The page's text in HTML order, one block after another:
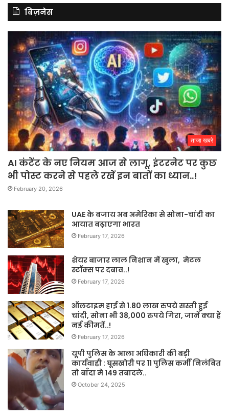
बिज़नेस
ताजा खबरे
AI कंटेंट के नए नियम आज से लागू, इंटरनेट पर कुछ
भी पोस्ट करने से पहले रखें इन बातों का ध्यान..!
February 20, 2026
UAE के बजाय अब अमेरिका से सोना-चांदी का
आयात बढ़ाएगा भारत
February 17, 2026
शेयर बाजार लाल निशान में खुला, मेटल
स्टॉक्स पर दबाव..!
February 17, 2026
ऑलटाइम हाई से 1.80 लाख रुपये सस्ती हुई
चांदी, सोना भी 38,000 रुपये गिरा, जानें क्या हैं
नई कीमतें..!
February 17, 2026
यूपी पुलिस के आला अधिकारी की बड़ी
कार्यवाही : घूसखोरी पर 11 पुलिस कर्मी निलंबित
तो बाँदा मे 149 तबादले..
October 24, 2025